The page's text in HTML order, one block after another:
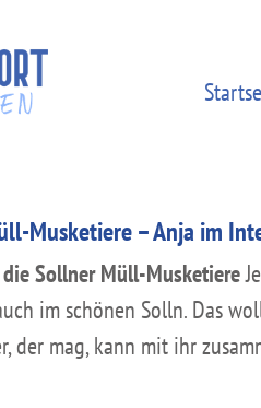
Musketiere – Anja im
Sollner Müll-Musketiere
im schönen Solln. Das
der mag, kann mit ihr